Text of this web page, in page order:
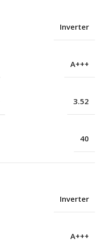
Inverter
A+++
3.52
40
Inverter
A+++